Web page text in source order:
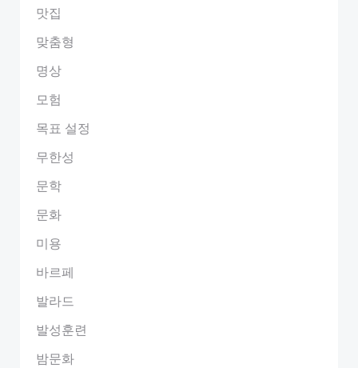
맛집
맞춤형
명상
모험
목표 설정
무한성
문학
문화
미용
바르페
발라드
발성훈련
밤문화